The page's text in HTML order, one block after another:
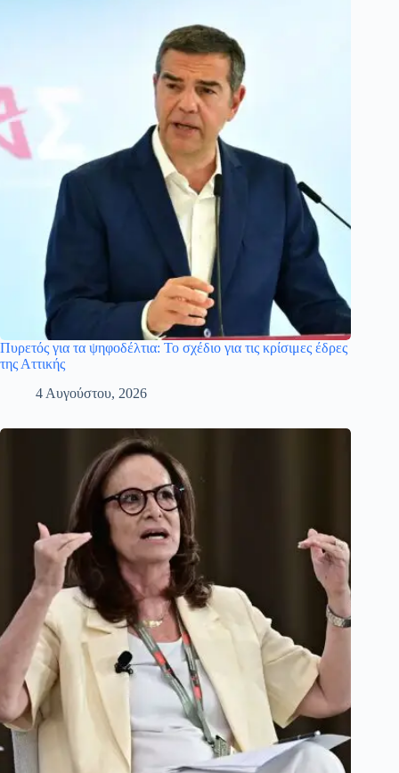
Πυρετός για τα ψηφοδέλτια: Το σχέδιο για τις κρίσιμες έδρες
της Αττικής
4 Αυγούστου, 2026